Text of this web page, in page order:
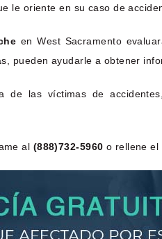
le oriente en su caso de
en West Sacramento
pueden ayudarle a obtener
de las víctimas de
al (888)732-5960 o rellene el